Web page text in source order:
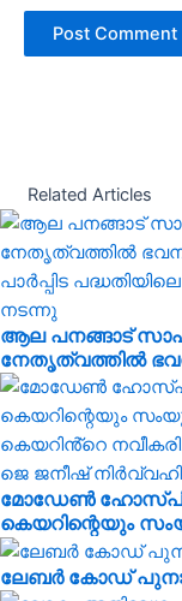
Related Articles
ആല പനങ്ങാട്
നേതൃത്വത്തിൽ ഭവനരഹിതരില്ലാത്ത മഹല്ല്
ബൈത്തുനൂർ പാർപ്പിട
താക്കോൽ ദാനം
മോഡേൺ
കെയറിന്റെയും
കെയറിൻ്റെ
ഒ ജെ ജനീഷ്
ലേബർ കോഡ് പുനഃ